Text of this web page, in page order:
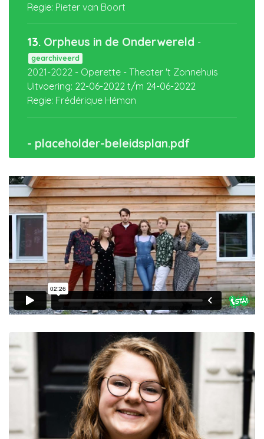
Regie: Pieter van Boort
13. Orpheus in de Onderwereld -
gearchiveerd
2021-2022 - Operette - Theater 't Zonnehuis
Uitvoering: 22-06-2022 t/m 24-06-2022
Regie: Frédérique Héman
- placeholder-beleidsplan.pdf